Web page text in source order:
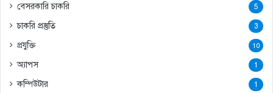
বেসরকারি চাকরি 5
চাকরি প্রস্তুতি 3
প্রযুক্তি 10
অ্যাপস 1
কম্পিউটার 1